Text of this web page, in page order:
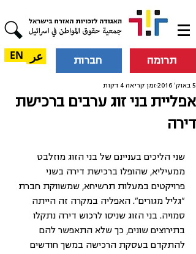
תרומה חברות عر EN
אפליית בני זוג ערבים ברכישת
דירה
5 באוק׳ 2016 זמן קריאה 4 דקות
שני הליכים בעניינם של בני הזוג מוזלבט
ממעיליא, שהופלו ברכישת דירה בשני
פרויקטים במעלות תרשיחא, שמשווקת חברת
"גליל מגורים". האפליה במקרה זה הייתה
סמויה. בני הזוג שניסו לרכוש דירה נתקלו
בתירוצים שונים, כך שלא התאפשר להם
להתקדם בעסקת הרכישה במשך חודשים